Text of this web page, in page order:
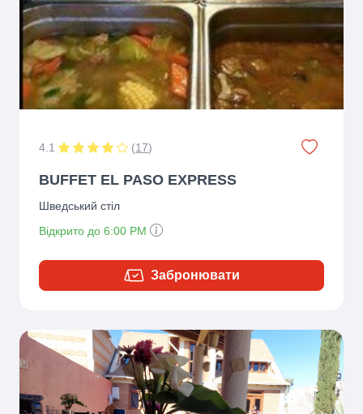
4.1 (17)
BUFFET EL PASO EXPRESS
Шведський стіл
Відкрито до 6:00 PM
Забронювати